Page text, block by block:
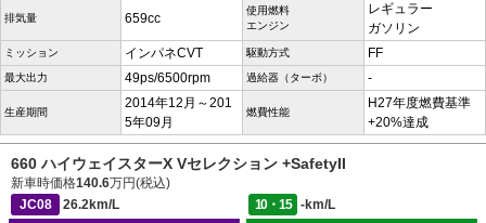
排気量 659cc
使用燃料
エンジン
レギュラー
ガソリン
ミッション インパネCVT 駆動方式 FF
最大出力 49ps/6500rpm 過給器（ターボ） -
生産期間
2014年12月～201
5年09月
燃費性能
H27年度燃費基準
+20%達成
660 ハイウェイスターX Vセレクション +SafetyII
新車時価格140.6万円(税込)
JC08
26.2km/L 10・15
-km/L